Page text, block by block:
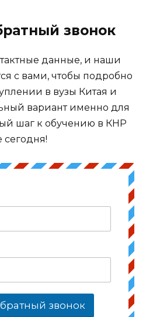
звонок
данные, и наши
с вами, чтобы подробно
в вузы Китая и
вариант именно для
шаг к обучению в КНР
сегодня!
звонок